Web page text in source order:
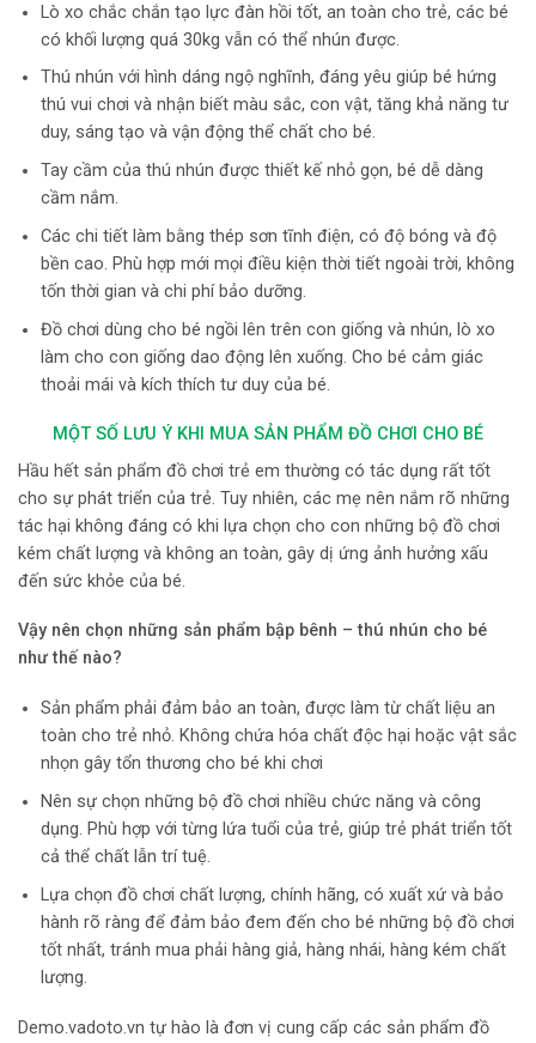
Lò xo chắc chắn tạo lực đàn hồi tốt, an toàn cho trẻ, các bé
có khối lượng quá 30kg vẫn có thể nhún được.
Thú nhún với hình dáng ngộ nghĩnh, đáng yêu giúp bé hứng
thú vui chơi và nhận biết màu sắc, con vật, tăng khả năng tư
duy, sáng tạo và vận động thể chất cho bé.
Tay cầm của thú nhún được thiết kế nhỏ gọn, bé dễ dàng
cầm nắm.
Các chi tiết làm bằng thép sơn tĩnh điện, có độ bóng và độ
bền cao. Phù hợp mới mọi điều kiện thời tiết ngoài trời, không
tốn thời gian và chi phí bảo dưỡng.
Đồ chơi dùng cho bé ngồi lên trên con giống và nhún, lò xo
làm cho con giống dao động lên xuống. Cho bé cảm giác
thoải mái và kích thích tư duy của bé.
MỘT SỐ LƯU Ý KHI MUA SẢN PHẨM ĐỒ CHƠI CHO BÉ
Hầu hết sản phẩm đồ chơi trẻ em thường có tác dụng rất tốt
cho sự phát triển của trẻ. Tuy nhiên, các mẹ nên nắm rõ những
tác hại không đáng có khi lựa chọn cho con những bộ đồ chơi
kém chất lượng và không an toàn, gây dị ứng ảnh hưởng xấu
đến sức khỏe của bé.
Vậy nên chọn những sản phẩm bập bênh – thú nhún cho bé
như thế nào?
Sản phẩm phải đảm bảo an toàn, được làm từ chất liệu an
toàn cho trẻ nhỏ. Không chứa hóa chất độc hại hoặc vật sắc
nhọn gây tổn thương cho bé khi chơi
Nên sự chọn những bộ đồ chơi nhiều chức năng và công
dụng. Phù hợp với từng lứa tuổi của trẻ, giúp trẻ phát triển tốt
cả thể chất lẫn trí tuệ.
Lựa chọn đồ chơi chất lượng, chính hãng, có xuất xứ và bảo
hành rõ ràng để đảm bảo đem đến cho bé những bộ đồ chơi
tốt nhất, tránh mua phải hàng giả, hàng nhái, hàng kém chất
lượng.
Demo.vadoto.vn tự hào là đơn vị cung cấp các sản phẩm đồ